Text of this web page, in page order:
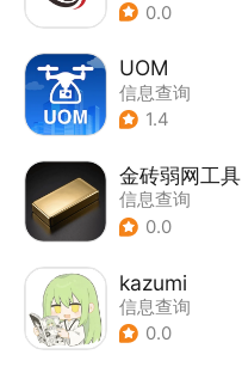
0.0
UOM
信息查询
1.4
金砖弱网工具
信息查询
0.0
kazumi
信息查询
0.0